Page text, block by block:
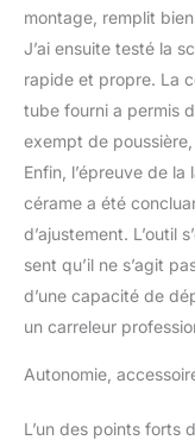
montage, remplit
J’ai ensuite testé la
rapide et propre. La
tube fourni a permis
exempt de
Enfin, l’épreuve de
cérame a été
d’ajustement. L’outil
sent qu’il ne s’agit
d’une capacité de
un carreleur
Autonomie,
L’un des points forts